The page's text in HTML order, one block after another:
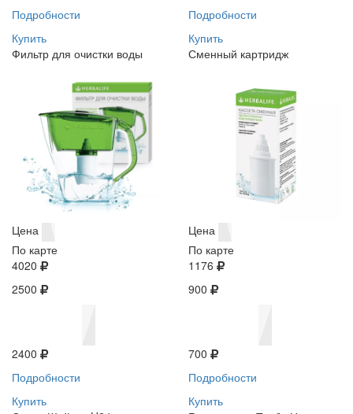
Подробности
Купить
Подробности
Купить
Фильтр для очистки воды
Цена
По карте
4020
2500
2400
Подробности
Купить
Сменный картридж
Цена
По карте
1176
900
700
Подробности
Купить